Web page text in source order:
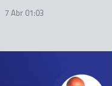
7 Abr 01:03